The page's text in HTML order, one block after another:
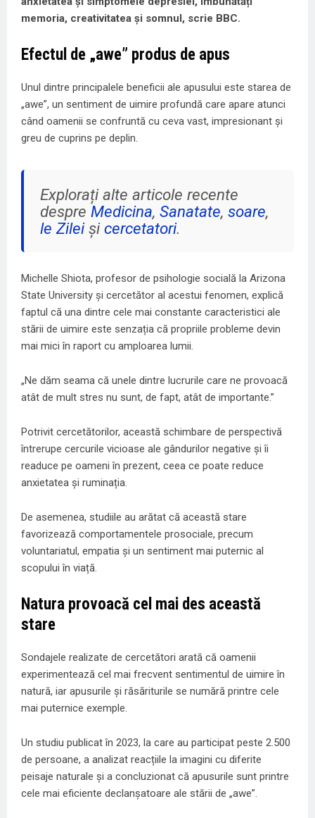
memoria, creativitatea și somnul, scrie BBC.
Efectul de „awe” produs de apus
Unul dintre principalele beneficii ale apusului este starea de
„awe”, un sentiment de uimire profundă care apare atunci
când oamenii se confruntă cu ceva vast, impresionant și
greu de cuprins pe deplin.
Explorați alte articole recente
despre Medicina, Sanatate, soare,
le Zileișicercetatori.
Michelle Shiota, profesor de psihologie socială la Arizona
State University și cercetător al acestui fenomen, explică
faptul că una dintre cele mai constante caracteristici ale
stării de uimire este senzația că propriile probleme devin
mai mici în raport cu amploarea lumii.
„Ne dăm seama că unele dintre lucrurile care ne provoacă
atât de mult stres nu sunt, de fapt, atât de importante.”
Potrivit cercetătorilor, această schimbare de perspectivă
întrerupe cercurile vicioase ale gândurilor negative și îi
readuce pe oameni în prezent, ceea ce poate reduce
anxietatea și ruminația.
De asemenea, studiile au arătat că această stare
favorizează comportamentele prosociale, precum
voluntariatul, empatia și un sentiment mai puternic al
scopului în viață.
Natura provoacă cel mai des această
stare
Sondajele realizate de cercetători arată că oamenii
experimentează cel mai frecvent sentimentul de uimire în
natură, iar apusurile și răsăriturile se numără printre cele
mai puternice exemple.
Un studiu publicat în 2023, la care au participat peste 2.500
de persoane, a analizat reacțiile la imagini cu diferite
peisaje naturale și a concluzionat că apusurile sunt printre
cele mai eficiente declanșatoare ale stării de „awe”.